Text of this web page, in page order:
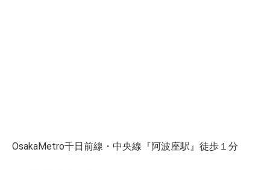
OsakaMetro千日前線・中央線『阿波座駅』徒歩１分